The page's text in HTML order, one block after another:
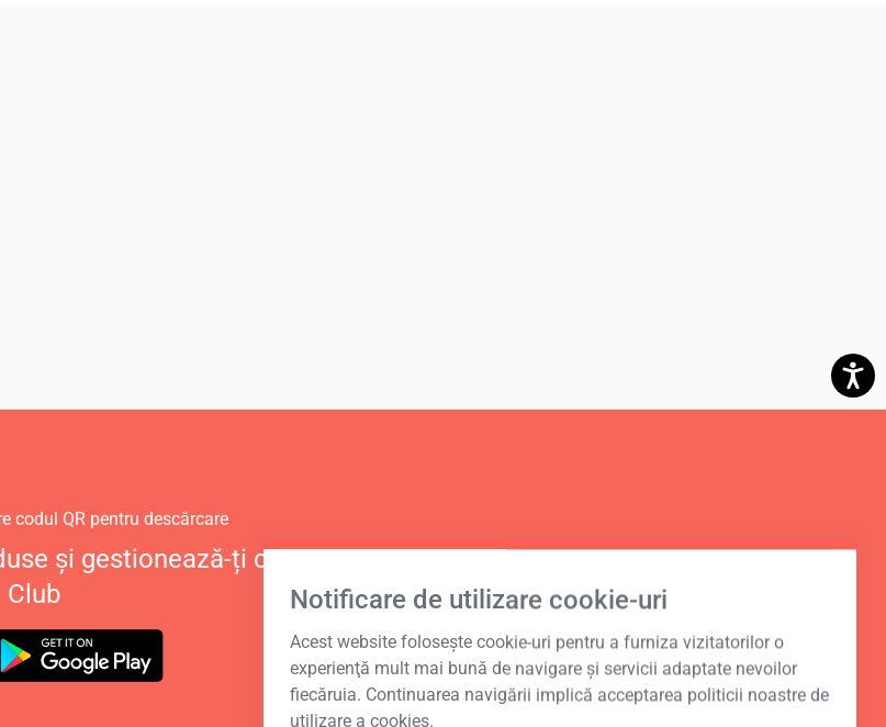
Notificare de utilizare cookie-uri
Acest website foloseşte cookie-uri pentru a furniza vizitatorilor o
experienţă mult mai bună de navigare şi servicii adaptate nevoilor
fiecăruia. Continuarea navigării implică acceptarea politicii noastre de
utilizare a cookies.
codul QR pentru descărcare
și gestionează-ți contul personal în